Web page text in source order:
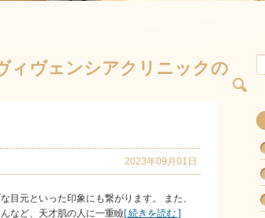
ィヴェンシアクリニックの
2023年09月01日
目元といった印象にも繋がります。 また、
など、天才肌の人に一重瞼[ 続きを読む ]